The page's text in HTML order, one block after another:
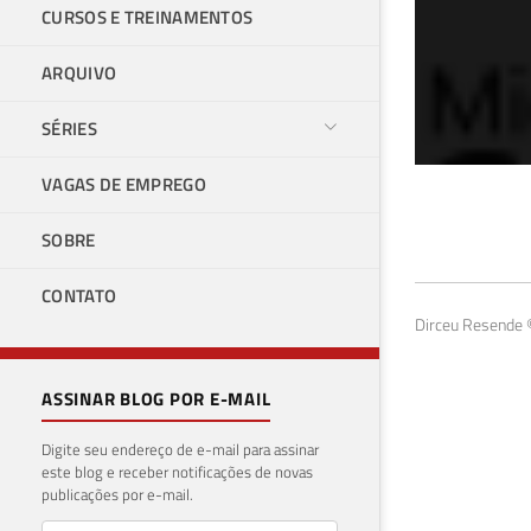
CURSOS E TREINAMENTOS
ARQUIVO
SÉRIES
VAGAS DE EMPREGO
SOBRE
CONTATO
ASSINAR BLOG POR E-MAIL
Digite seu endereço de e-mail para assinar
este blog e receber notificações de novas
publicações por e-mail.
no
23 de
Dirceu